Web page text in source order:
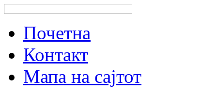
Почетна
Контакт
Мапа на сајтот